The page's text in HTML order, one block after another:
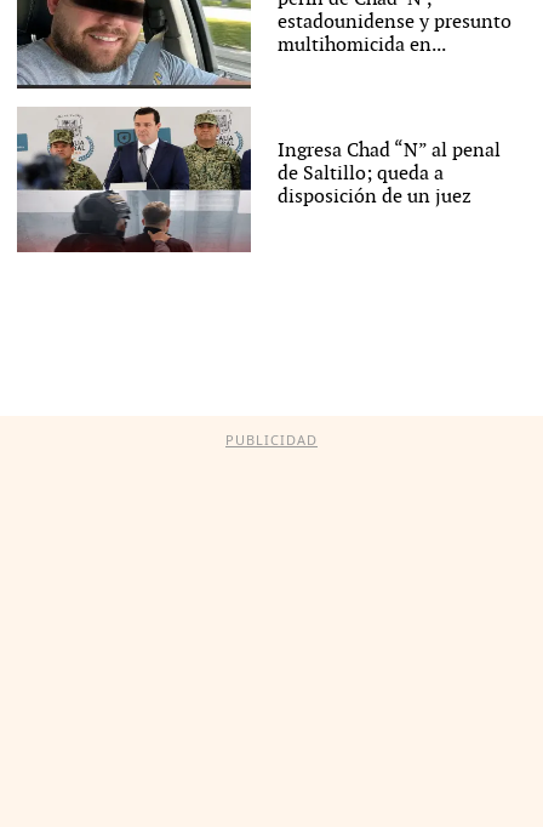
estadounidense y presunto
multihomicida en...
Ingresa Chad “N” al penal
de Saltillo; queda a
disposición de un juez
PUBLICIDAD